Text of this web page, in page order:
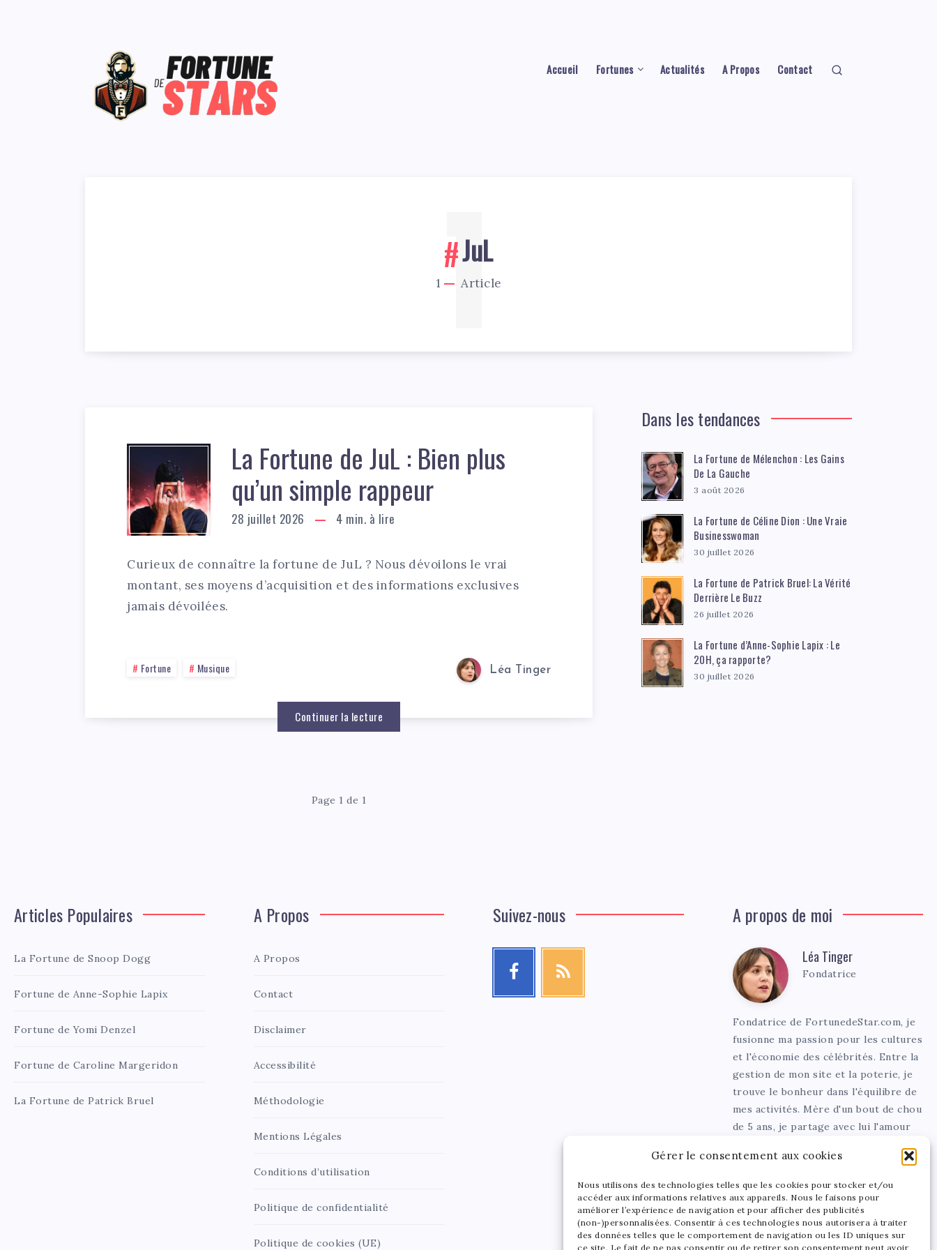
Gérer le consentement aux cookies
Nous utilisons des technologies telles que les cookies pour stocker et/ou
accéder aux informations relatives aux appareils. Nous le faisons pour
améliorer l’expérience de navigation et pour afficher des publicités
(non-)personnalisées. Consentir à ces technologies nous autorisera à traiter
des données telles que le comportement de navigation ou les ID uniques sur
ce site. Le fait de ne pas consentir ou de retirer son consentement peut avoir
Accueil Fortunes Actualités A Propos Contact
JuL
1 Article
1
La Fortune de JuL : Bien plus
qu’un simple rappeur
28 juillet 2026 4 min. à lire
Curieux de connaître la fortune de JuL ? Nous dévoilons le vrai
montant, ses moyens d’acquisition et des informations exclusives
jamais dévoilées.
Fortune Musique Léa Tinger
Continuer la lecture
Page 1 de 1
Dans les tendances
La Fortune de Mélenchon : Les Gains
De La Gauche
3 août 2026
La Fortune de Céline Dion : Une Vraie
Businesswoman
30 juillet 2026
La Fortune de Patrick Bruel: La Vérité
Derrière Le Buzz
26 juillet 2026
La Fortune d’Anne-Sophie Lapix : Le
20H, ça rapporte?
30 juillet 2026
Articles Populaires
La Fortune de Snoop Dogg
Fortune de Anne-Sophie Lapix
Fortune de Yomi Denzel
Fortune de Caroline Margeridon
La Fortune de Patrick Bruel
A Propos
A Propos
Contact
Disclaimer
Accessibilité
Méthodologie
Mentions Légales
Conditions d’utilisation
Politique de confidentialité
Politique de cookies (UE)
Suivez-nous A propos de moi
Léa
Tinger
Léa Tinger
Fondatrice
Fondatrice de FortunedeStar.com, je
fusionne ma passion pour les cultures
et l'économie des célébrités. Entre la
gestion de mon site et la poterie, je
trouve le bonheur dans l'équilibre de
mes activités. Mère d'un bout de chou
de 5 ans, je partage avec lui l'amour